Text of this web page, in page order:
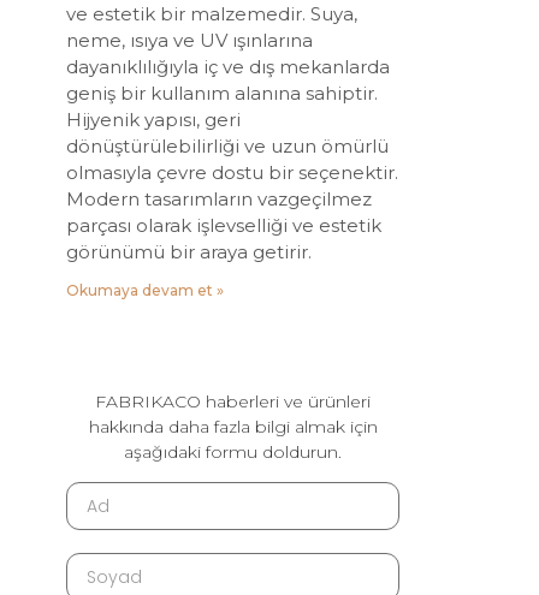
ve estetik bir malzemedir. Suya,
neme, ısıya ve UV ışınlarına
dayanıklılığıyla iç ve dış mekanlarda
geniş bir kullanım alanına sahiptir.
Hijyenik yapısı, geri
dönüştürülebilirliği ve uzun ömürlü
olmasıyla çevre dostu bir seçenektir.
Modern tasarımların vazgeçilmez
parçası olarak işlevselliği ve estetik
görünümü bir araya getirir.
Okumaya devam et »
FABRIKACO haberleri ve ürünleri
hakkında daha fazla bilgi almak için
aşağıdaki formu doldurun.